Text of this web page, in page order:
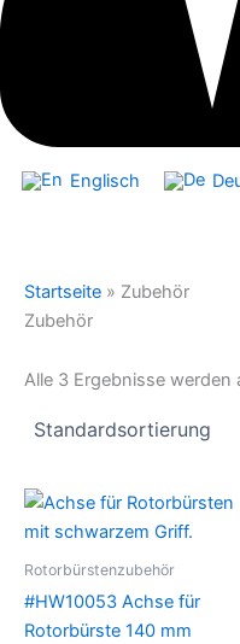
Englisch
Startseite » Zubehör
Zubehör
Alle 3 Ergebnisse werden
Rotorbürstenzubehör
#HW10053 Achse für
Rotorbürste 140 mm